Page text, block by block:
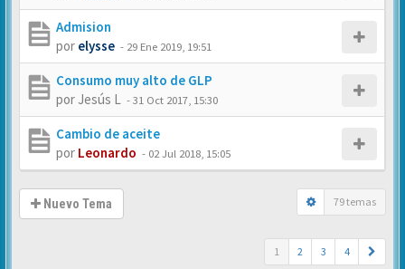
Admision
por elysse - 29 Ene 2019, 19:51
Consumo muy alto de GLP
por Jesús L -31 Oct 2017, 15:30
Cambio de aceite
por Leonardo - 02 Jul 2018, 15:05
Nuevo Tema 79 temas
1 2 3 4